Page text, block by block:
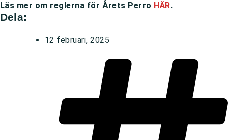
Läs mer om reglerna för Årets Perro HÄR.
Dela:
12 februari, 2025